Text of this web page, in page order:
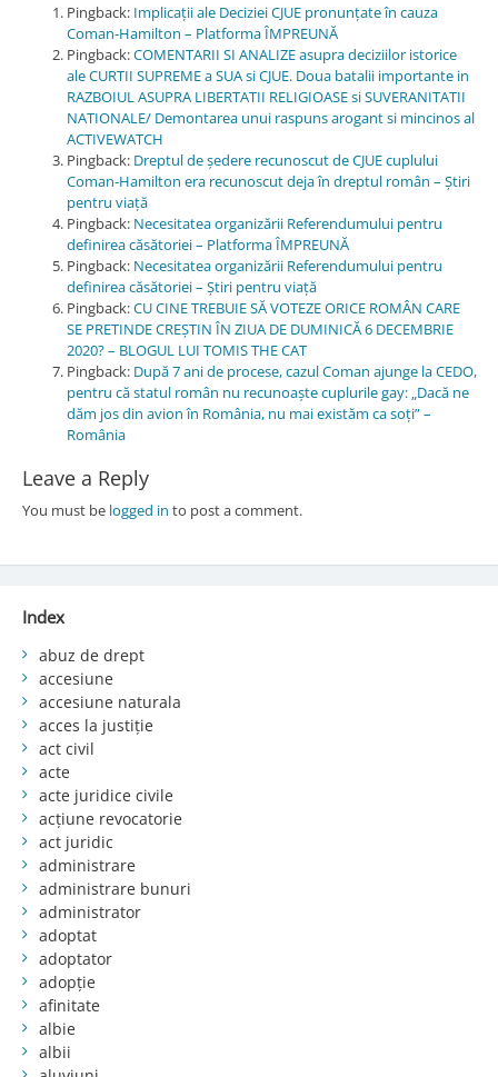
Pingback: Implicații ale Deciziei CJUE pronunțate în cauza
Coman-Hamilton – Platforma ÎMPREUNĂ
Pingback:COMENTARII SI ANALIZE asupra deciziilor istorice
ale CURTII SUPREME a SUA si CJUE. Doua batalii importante in
RAZBOIUL ASUPRA LIBERTATII RELIGIOASE si SUVERANITATII
NATIONALE/ Demontarea unui raspuns arogant si mincinos al
ACTIVEWATCH
Pingback: Dreptul de ședere recunoscut de CJUE cuplului
Coman-Hamilton era recunoscut deja în dreptul român – Știri
pentru viață
Pingback: Necesitatea organizării Referendumului pentru
definirea căsătoriei – Platforma ÎMPREUNĂ
Pingback: Necesitatea organizării Referendumului pentru
definirea căsătoriei – Știri pentru viață
Pingback:CU CINE TREBUIE SĂ VOTEZE ORICE ROMÂN CARE
SE PRETINDE CREȘTIN ÎN ZIUA DE DUMINICĂ 6 DECEMBRIE
2020? – BLOGUL LUI TOMIS THE CAT
Pingback: După 7 ani de procese, cazul Coman ajunge la CEDO,
pentru că statul român nu recunoaște cuplurile gay: „Dacă ne
dăm jos din avion în România, nu mai existăm ca soți” –
România
Leave a Reply
You must be logged in to post a comment.
Index
abuz de drept
accesiune
accesiune naturala
acces la justiție
act civil
acte
acte juridice civile
acțiune revocatorie
act juridic
administrare
administrare bunuri
administrator
adoptat
adoptator
adopție
afinitate
albie
albii